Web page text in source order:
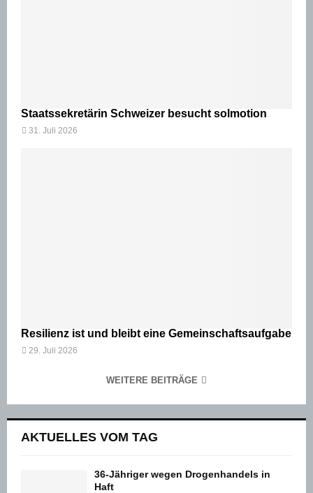
Staatssekretärin Schweizer besucht solmotion
31. Juli 2026
Resilienz ist und bleibt eine Gemeinschaftsaufgabe
29. Juli 2026
WEITERE BEITRÄGE
AKTUELLES VOM TAG
36-Jähriger wegen Drogenhandels in
Haft